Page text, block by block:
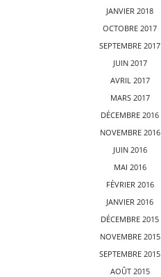
JANVIER 2018
OCTOBRE 2017
SEPTEMBRE 2017
JUIN 2017
AVRIL 2017
MARS 2017
DÉCEMBRE 2016
NOVEMBRE 2016
JUIN 2016
MAI 2016
FÉVRIER 2016
JANVIER 2016
DÉCEMBRE 2015
NOVEMBRE 2015
SEPTEMBRE 2015
AOÛT 2015